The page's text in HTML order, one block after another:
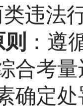
违法
：遵
合考
确定